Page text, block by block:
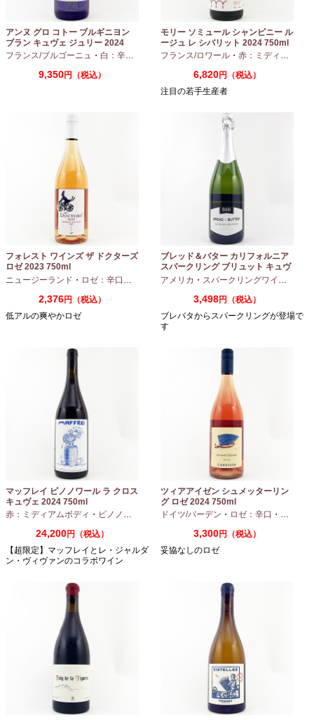
アンヌ グロ コトー ブルギニヨン
ブラン キュヴェ ジュリー 2024
フランス/ブルゴーニュ ・ 白：辛口 シャルドネ
9,350円（税込）
モリー ソミュール シャンピニー ル
ージュ レ シバリット 2024 750ml
フランス/ロワール ・ 赤：ミディアムボディ
6,820円（税込）
注目の若手生産者
フォレスト ワインズ ザ ドクターズ
ロゼ 2023 750ml
ニュージーランド ・ ロゼ：辛口 ピノノワール
2,376円（税込）
低アルの爽やかロゼ
ブレッド＆バター カリフォルニア
スパークリング ブリュット キュヴ
ェ NV 750ml
アメリカ ・ スパークリングワイン
3,498円（税込）
ブレバタからスパークリングが登場で
す
マッフレイ ピノノワール ラ クロス
キュヴェ 2024 750ml
赤：ミディアムボディ ・ ピノノワール
24,200円（税込）
【超限定】マッフレイとレ・ジャルダ
ン・ヴィヴァンのコラボワイン
ツィアアイゼン シュメッターリン
グ ロゼ 2024 750ml
ドイツ/バーデン ・ ロゼ：辛口 ・ ピノノ
3,300円（税込）
妥協なしのロゼ